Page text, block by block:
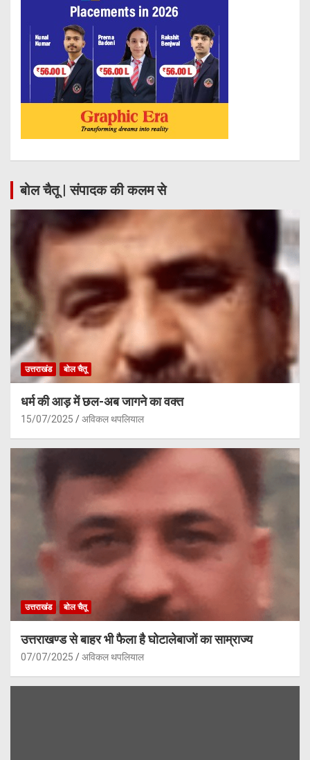
बोल चैतू | संपादक की कलम से
उत्तराखंड बोल चैतू
धर्म की आड़ में छल-अब जागने का वक्त
15/07/2025 अविकल थपलियाल
उत्तराखंड बोल चैतू
उत्तराखण्ड से बाहर भी फैला है घोटालेबाजों का साम्राज्य
07/07/2025 अविकल थपलियाल